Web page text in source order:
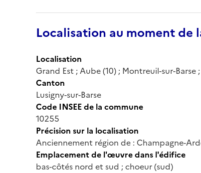
Localisation au moment
Localisation
Grand Est ; Aube (10) ; Montreuil-sur-Barse
Canton
Lusigny-sur-Barse
Code INSEE de la commune
10255
Précision sur la localisation
Anciennement région de : Champagne-
Emplacement de l'œuvre dans l'édifice
bas-côtés nord et sud ; choeur (sud)